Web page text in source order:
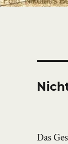
Das